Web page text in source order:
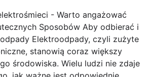
- Warto angażować
Sposobów Aby odbierać i
Elektroodpady, czyli zużyte
stanowią coraz większy
środowiska. Wielu ludzi nie zdaje